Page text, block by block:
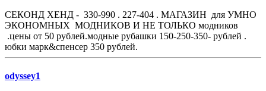
СЕКОНД ХЕНД - 330-990 . 227-404 . МАГАЗИН для УМНО
ЭКОНОМНЫХ МОДНИКОВ И НЕ ТОЛЬКО модников
.цены от 50 рублей.модные рубашки 150-250-350- рублей .
юбки марк&спенсер 350 рублей.
odyssey1